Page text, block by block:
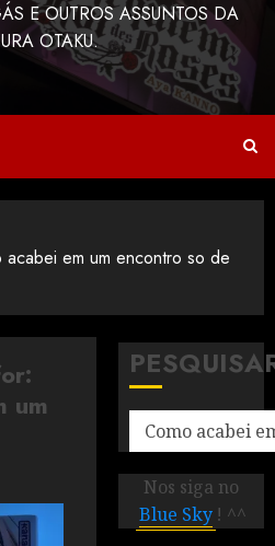
E OUTROS ASSUNTOS DA
OTAKU.
em um encontro so de
um
Nos siga no
Blue Sky ! ^^